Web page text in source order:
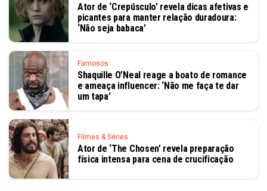
Ator de ‘Crepúsculo’ revela dicas afetivas e
picantes para manter relação duradoura:
‘Não seja babaca’
Famosos
Shaquille O’Neal reage a boato de romance
e ameaça influencer: ‘Não me faça te dar
um tapa’
Filmes & Séries
Ator de ‘The Chosen’ revela preparação
física intensa para cena de crucificação